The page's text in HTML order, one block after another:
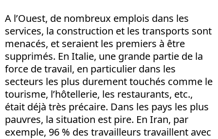
A l’Ouest, de nombreux emplois dans les
services, la construction et les transports sont
menacés, et seraient les premiers à être
supprimés. En Italie, une grande partie de la
force de travail, en particulier dans les
secteurs les plus durement touchés comme le
tourisme, l’hôtellerie, les restaurants, etc.,
était déjà très précaire. Dans les pays les plus
pauvres, la situation est pire. En Iran, par
exemple, 96 % des travailleurs travaillent avec